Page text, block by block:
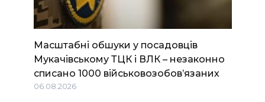
Масштабні обшуки у посадовців
Мукачівському ТЦК і ВЛК – незаконно
списано 1000 військовозобов’язаних
06.08.2026